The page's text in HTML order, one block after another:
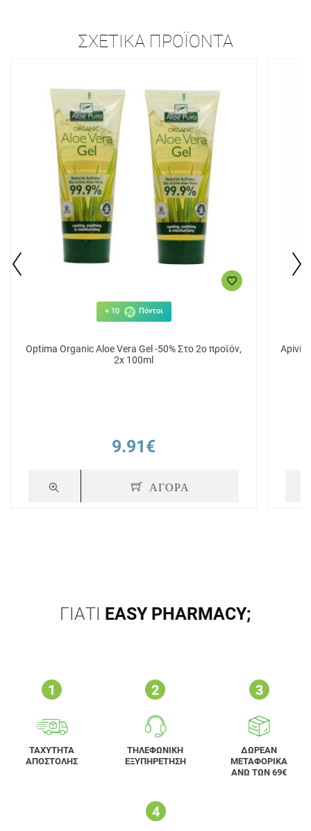
ΣΧΕΤΙΚΆ ΠΡΟΪΌΝΤΑ
+ 10 Πόντοι
Optima Organic Aloe Vera Gel -50% Στο 2ο προϊόν,
2x 100ml
9.91€
ΑΓΟΡΑ
ΓΙΑΤΙ EASY PHARMACY;
ΤΑΧΥΤΗΤΑ
ΑΠΟΣΤΟΛΗΣ
ΤΗΛΕΦΩΝΙΚΗ
ΕΞΥΠΗΡΕΤΗΣΗ
ΔΩΡΕΑΝ
ΜΕΤΑΦΟΡΙΚΑ
ΑΝΩ ΤΩΝ 69€